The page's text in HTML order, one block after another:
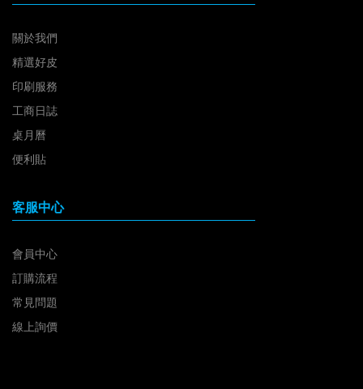
關於我們
精選好皮
印刷服務
工商日誌
桌月曆
便利貼
客服中心
會員中心
訂購流程
常見問題
線上詢價